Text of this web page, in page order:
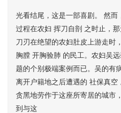
光看结尾，这是一部喜剧。 然而
过程在农妇 挥刀自剖 之时止，
刀刃在绝望的农妇肚皮上游走时
胸膛 开胸验肺 的民工。农妇吴
题的个别极端案例而已。吴的有
离开户籍地之后遭遇的 社保真
贪黑地劳作于这座所寄居的城市
到与这